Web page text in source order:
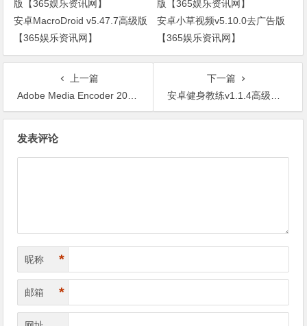
安卓MacroDroid v5.47.7高级版
【365娱乐资讯网】
安卓小草视频v5.10.0去广告版
【365娱乐资讯网】
上一篇
Adobe Media Encoder 2024 v24.0.2【365娱乐资讯网】
下一篇
安卓健身教练v1.1.4高级版【365娱乐资讯网】
发表评论
昵称 *
邮箱 *